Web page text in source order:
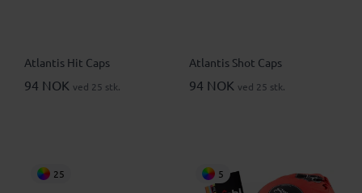
Atlantis Hit Caps
94 NOK ved 25 stk.
Atlantis Shot Caps
94 NOK ved 25 stk.
25 5